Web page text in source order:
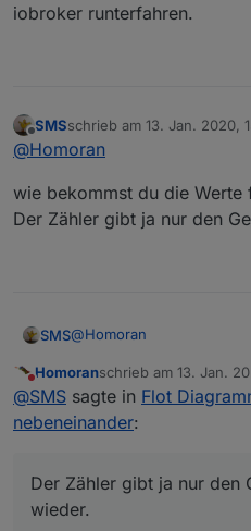
iobroker runterfahren.
Offline
SMSschrieb am 13. Jan. 2020,
zuletzt editiert von
@Homoran
wie bekommst du die Werte
Der Zähler gibt ja nur den
SMS@Homoran
wie bekommst du die
Der Zähler gibt ja nur den
Nicht stören
Homoranschrieb am 13. Jan.
zuletzt editiert von
@SMS sagte in Flot
nebeneinander:
Der Zähler gibt ja nur den
wieder.